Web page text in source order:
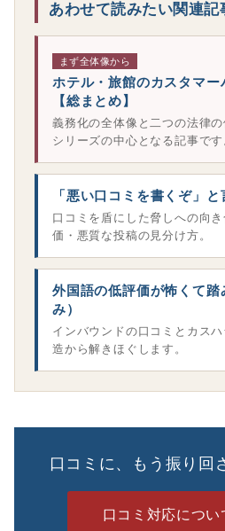
あわせて読みたい関連記
まず全体像から
ホテル・旅館のカスタマー
【総まとめ】
義務化の全体像と二つの法律の
シリーズの中心となる記事です
「悪い口コミを書くぞ」と
口コミを盾にした脅しへの向
価・悪質な投稿の見分け方。
外国語の低評価が怖くて踏
み）
インバウンドの口コミとカス
造から解きほぐします。
口コミに、もう振り回
口コミ対応につい